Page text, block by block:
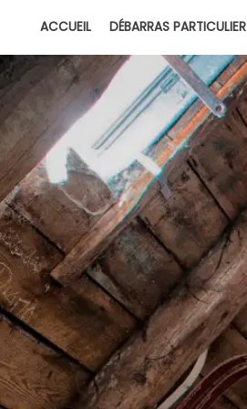
ACCUEIL DÉBARRAS PARTICULIER